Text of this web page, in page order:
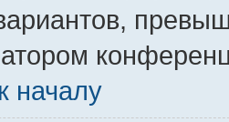
началу